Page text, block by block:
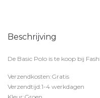
Beschrijving
De Basic Polo is te koop bij
Verzendkosten:Gratis
Verzendtijd:1-4 werkdagen